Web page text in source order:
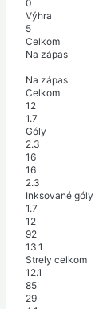
0
Výhra
5
Celkom
Na zápas
Na zápas
Celkom
12
1.7
Góly
2.3
16
16
2.3
Inksované góly
1.7
12
92
13.1
Strely celkom
12.1
85
29